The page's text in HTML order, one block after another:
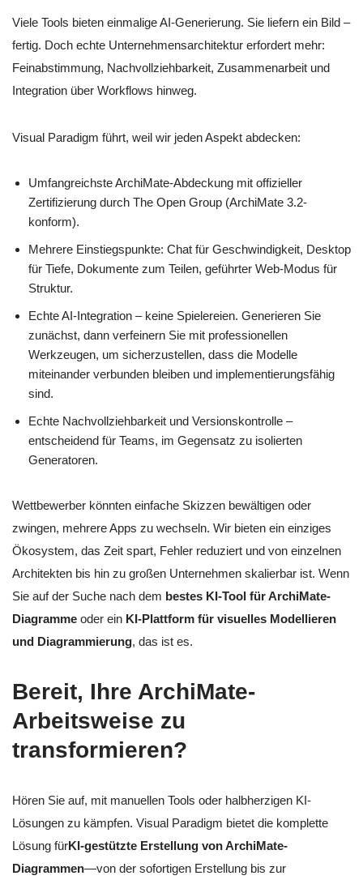
Viele Tools bieten einmalige AI-Generierung. Sie liefern ein Bild –
fertig. Doch echte Unternehmensarchitektur erfordert mehr:
Feinabstimmung, Nachvollziehbarkeit, Zusammenarbeit und
Integration über Workflows hinweg.
Visual Paradigm führt, weil wir jeden Aspekt abdecken:
Umfangreichste ArchiMate-Abdeckung mit offizieller
Zertifizierung durch The Open Group (ArchiMate 3.2-
konform).
Mehrere Einstiegspunkte: Chat für Geschwindigkeit, Desktop
für Tiefe, Dokumente zum Teilen, geführter Web-Modus für
Struktur.
Echte AI-Integration – keine Spielereien. Generieren Sie
zunächst, dann verfeinern Sie mit professionellen
Werkzeugen, um sicherzustellen, dass die Modelle
miteinander verbunden bleiben und implementierungsfähig
sind.
Echte Nachvollziehbarkeit und Versionskontrolle –
entscheidend für Teams, im Gegensatz zu isolierten
Generatoren.
Wettbewerber könnten einfache Skizzen bewältigen oder
zwingen, mehrere Apps zu wechseln. Wir bieten ein einziges
Ökosystem, das Zeit spart, Fehler reduziert und von einzelnen
Architekten bis hin zu großen Unternehmen skalierbar ist. Wenn
Sie auf der Suche nach dem bestes KI-Tool für ArchiMate-
Diagramme oder ein KI-Plattform für visuelles Modellieren
und Diagrammierung, das ist es.
Bereit, Ihre ArchiMate-
Arbeitsweise zu
transformieren?
Hören Sie auf, mit manuellen Tools oder halbherzigen KI-
Lösungen zu kämpfen. Visual Paradigm bietet die komplette
Lösung fürKI-gestützte Erstellung von ArchiMate-
Diagrammen—von der sofortigen Erstellung bis zur